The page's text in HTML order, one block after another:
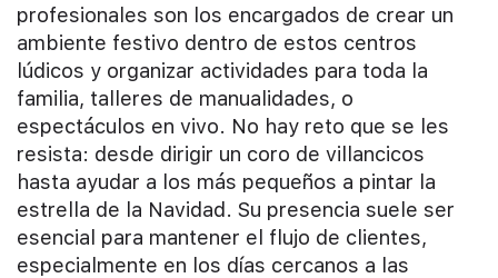
profesionales son los encargados de crear un
ambiente festivo dentro de estos centros
lúdicos y organizar actividades para toda la
familia, talleres de manualidades, o
espectáculos en vivo. No hay reto que se les
resista: desde dirigir un coro de villancicos
hasta ayudar a los más pequeños a pintar la
estrella de la Navidad. Su presencia suele ser
esencial para mantener el flujo de clientes,
especialmente en los días cercanos a las